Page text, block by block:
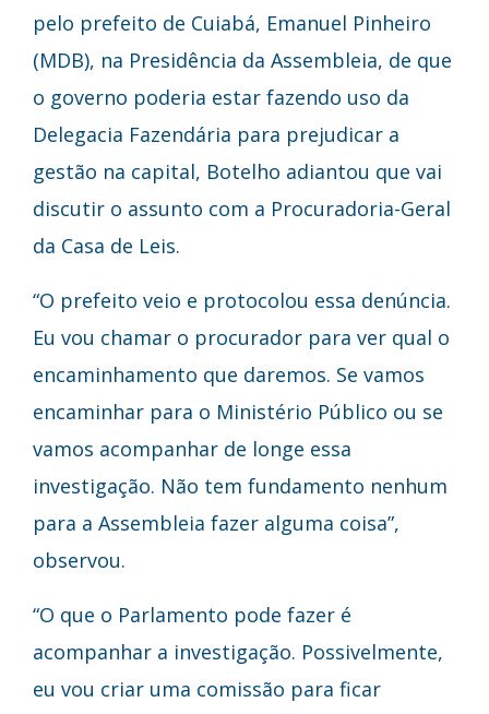
pelo prefeito de Cuiabá, Emanuel Pinheiro
(MDB), na Presidência da Assembleia, de que
o governo poderia estar fazendo uso da
Delegacia Fazendária para prejudicar a
gestão na capital, Botelho adiantou que vai
discutir o assunto com a Procuradoria-Geral
da Casa de Leis.
“O prefeito veio e protocolou essa denúncia.
Eu vou chamar o procurador para ver qual o
encaminhamento que daremos. Se vamos
encaminhar para o Ministério Público ou se
vamos acompanhar de longe essa
investigação. Não tem fundamento nenhum
para a Assembleia fazer alguma coisa”,
observou.
“O que o Parlamento pode fazer é
acompanhar a investigação. Possivelmente,
eu vou criar uma comissão para ficar